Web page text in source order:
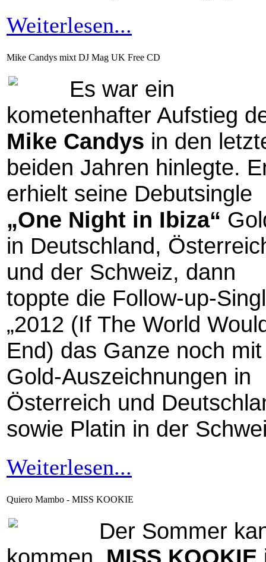
Weiterlesen...
Mike Candys mixt DJ Mag UK Free CD
Es war ein
kometenhafter Aufstieg
Mike Candys in den
beiden Jahren hinlegte.
erhielt seine Debutsingle
„One Night in Ibiza“
in Deutschland,
und der Schweiz, dann
toppte die Follow-up-
„2012 (If The World
End) das Ganze noch mit
Gold-Auszeichnungen in
Österreich und
sowie Platin in der
Weiterlesen...
Quiero Mambo - MISS KOOKIE
Der Sommer